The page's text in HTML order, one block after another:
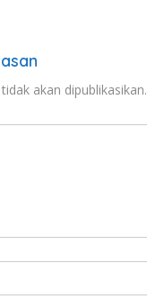
akan dipublikasikan.